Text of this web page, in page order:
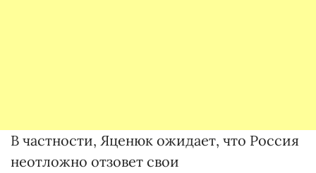
В частности, Яценюк ожидает, что Россия
неотложно отзовет свои